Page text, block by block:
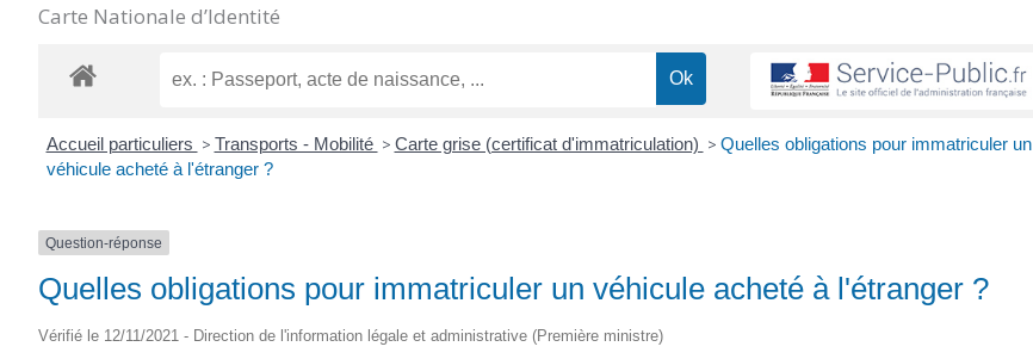
Carte Nationale d’Identité
Accueil particuliers > Transports - Mobilité > Carte grise (certificat d'immatriculation) > Quelles obligations pour immatriculer un
véhicule acheté à l'étranger ?
Question-réponse
Quelles obligations pour immatriculer un véhicule acheté à l'étranger ?
Vérifié le 12/11/2021 - Direction de l'information légale et administrative (Première ministre)